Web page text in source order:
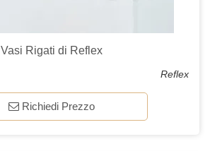
Vasi Rigati di Reflex
Reflex
Richiedi Prezzo